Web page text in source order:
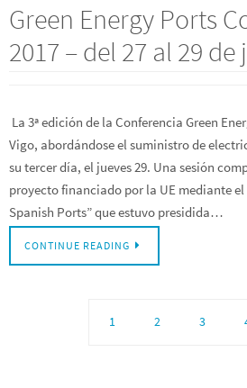
Green Energy Ports
2017 – del 27 al 29
La 3ª edición de la Conferencia Green
Vigo, abordándose el suministro de
su tercer día, el jueves 29. Una sesión
proyecto financiado por la UE mediante el
Spanish Ports” que estuvo presidida…
CONTINUE READING
1 2 3